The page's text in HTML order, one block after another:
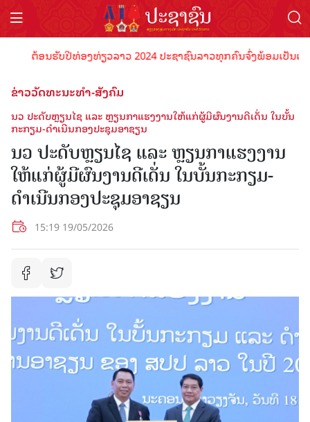
ຕ້ອນຮັບປີທ່ອງທ່ຽວລາວ 2024 ປະຊາຊົນລາວທຸກຄົນຈົ່ງພ້ອມເປັນເຈົ້າ
ຂ່າວວັດທະນະທຳ-ສັງຄົມ
ນວ ປະດັບຫຼຽນໄຊ ແລະ ຫຼຽນກາແຮງງານໃຫ້ແກ່ຜູ້ມີຜົນງານດີເດັ່ນ ໃນບັ້ນ
ກະກຽມ-ດຳເນີນກອງປະຊຸມອາຊຽນ
ນວ ປະດັບຫຼຽນໄຊ ແລະ ຫຼຽນກາແຮງງານ
ໃຫ້ແກ່ຜູ້ມີຜົນງານດີເດັ່ນ ໃນບັ້ນກະກຽມ-
ດຳເນີນກອງປະຊຸມອາຊຽນ
15:19 19/05/2026